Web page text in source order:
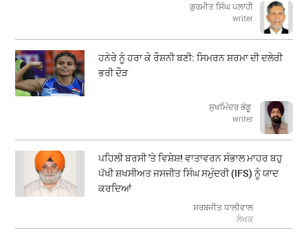
ਗੁਰਮੀਤ ਸਿੰਘ ਪਲਾਹੀ
writer
ਹਨੇਰੇ ਨੂੰ ਹਰਾ ਕੇ ਰੌਸ਼ਨੀ ਬਣੀ: ਸਿਮਰਨ ਸ਼ਰਮਾ ਦੀ ਦਲੇਰੀ
ਭਰੀ ਦੌੜ
ਸੁਖਮਿੰਦਰ ਭੰਗੂ
writer
ਪਹਿਲੀ ਬਰਸੀ 'ਤੇ ਵਿਸ਼ੇਸ਼! ਵਾਤਾਵਰਨ ਸੰਭਾਲ ਮਾਹਰ ਬਹੁ
ਪੱਖੀ ਸ਼ਖਸੀਅਤ ਜਸਜੀਤ ਸਿੰਘ ਸਮੁੰਦਰੀ (IFS) ਨੂੰ ਯਾਦ
ਕਰਦਿਆਂ
ਸਰਬਜੀਤ ਧਾਲੀਵਾਲ
ਲੇਖਕ